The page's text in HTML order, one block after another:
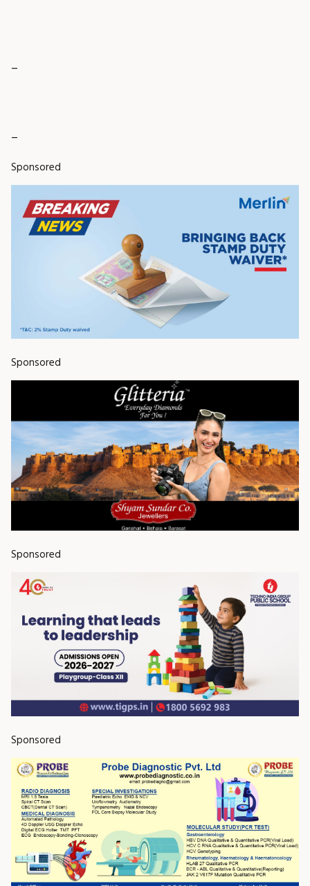
_
_
Sponsored
Sponsored
Sponsored
Sponsored